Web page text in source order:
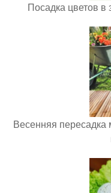
Посадка цветов
Весенняя пересадка